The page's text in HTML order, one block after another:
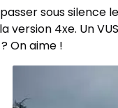
sous
version 4xe. Un
On aime !